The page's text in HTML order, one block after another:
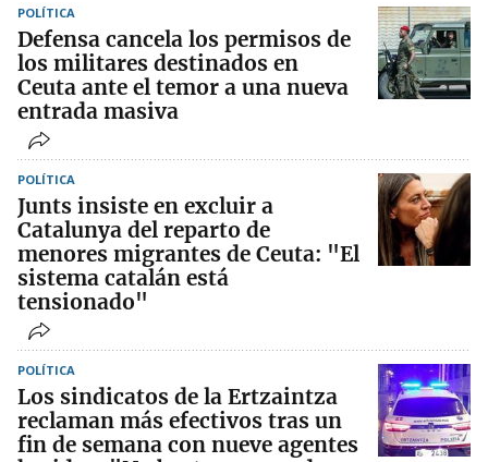
POLÍTICA
Defensa cancela los permisos de
los militares destinados en
Ceuta ante el temor a una nueva
entrada masiva
POLÍTICA
Junts insiste en excluir a
Catalunya del reparto de
menores migrantes de Ceuta: "El
sistema catalán está
tensionado"
POLÍTICA
Los sindicatos de la Ertzaintza
reclaman más efectivos tras un
fin de semana con nueve agentes